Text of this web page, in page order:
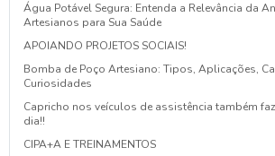
Água Potável Segura: Entenda a Relevância da
Artesianos para Sua Saúde
APOIANDO PROJETOS SOCIAIS!
Bomba de Poço Artesiano: Tipos, Aplicações,
Curiosidades
Capricho nos veículos de assistência também
dia!!
CIPA+A E TREINAMENTOS